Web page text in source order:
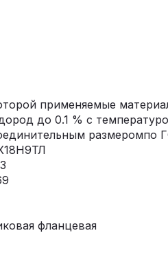
применяемые
до 0.1 % с
размеромпо
фланцевая